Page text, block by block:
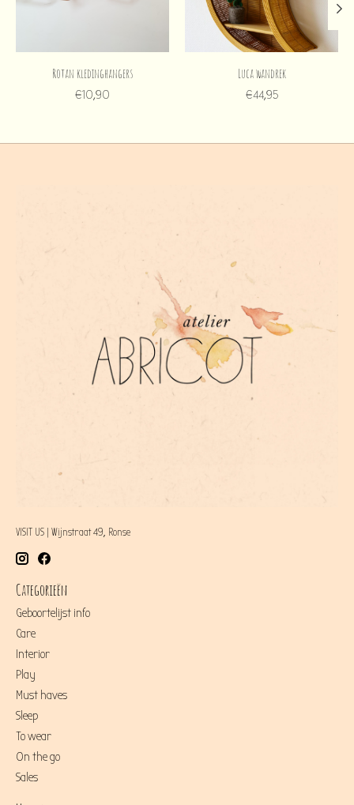
Rotan kledinghangers
€10,90
Luca wandrek
€44,95
VISIT US | Wijnstraat 49, Ronse
Categorieën
Geboortelijst info
Care
Interior
Play
Must haves
Sleep
To wear
On the go
Sales